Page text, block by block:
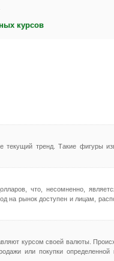
курсов
текущий тренд. Такие фигуры
что, несомненно,
на рынок доступен и лицам,
курсом своей валюты.
или покупки